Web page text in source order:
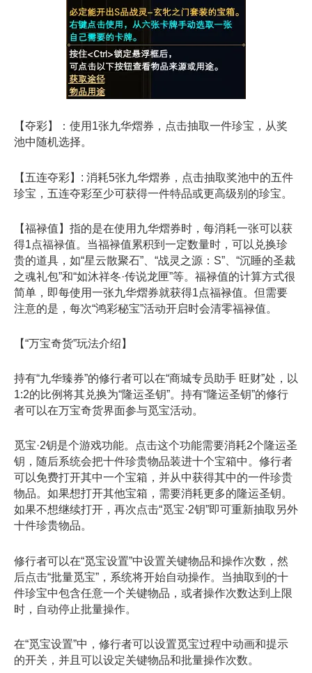
【夺彩】：使用1张九华熠券，点击抽取一件珍宝，从奖
池中随机选择。
【五连夺彩】: 消耗5张九华熠券，点击抽取奖池中的五件
珍宝，五连夺彩至少可获得一件特品或更高级别的珍宝。
【福禄值】指的是在使用九华熠券时，每消耗一张可以获
得1点福禄值。当福禄值累积到一定数量时，可以兑换珍
贵的道具，如“星云散聚石”、“战灵之源：S”、“沉睡的圣裁
之魂礼包”和“如沐祥冬·传说龙匣”等。福禄值的计算方式很
简单，即每使用一张九华熠券就获得1点福禄值。但需要
注意的是，每次“鸿彩秘宝”活动开启时会清零福禄值。
【“万宝奇货”玩法介绍】
持有“九华臻券”的修行者可以在“商城专员助手 旺财”处，以
1:2的比例将其兑换为“隆运圣钥”。持有“隆运圣钥”的修行
者可以在万宝奇货界面参与觅宝活动。
觅宝·2钥是个游戏功能。点击这个功能需要消耗2个隆运圣
钥，随后系统会把十件珍贵物品装进十个宝箱中。修行者
可以免费打开其中一个宝箱，并从中获得其中的一件珍贵
物品。如果想打开其他宝箱，需要消耗更多的隆运圣钥。
如果不想继续打开，再次点击“觅宝·2钥”即可重新抽取另外
十件珍贵物品。
修行者可以在“觅宝设置”中设置关键物品和操作次数，然
后点击“批量觅宝”，系统将开始自动操作。当抽取到的十
件珍宝中包含任意一个关键物品，或者操作次数达到上限
时，自动停止批量操作。
在“觅宝设置”中，修行者可以设置觅宝过程中动画和提示
的开关，并且可以设定关键物品和批量操作次数。